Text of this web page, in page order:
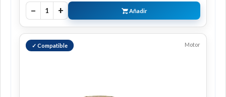
− 1 + Añadir
✓ Compatible Motor